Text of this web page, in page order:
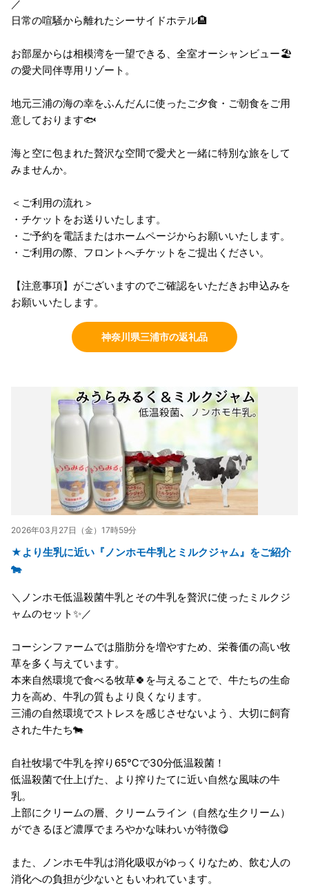
／
日常の喧騒から離れたシーサイドホテル🏨
お部屋からは相模湾を一望できる、全室オーシャンビュー🏖️
の愛犬同伴専用リゾート。
地元三浦の海の幸をふんだんに使ったご夕食・ご朝食をご用
意しております🐟
海と空に包まれた贅沢な空間で愛犬と一緒に特別な旅をして
みませんか。
＜ご利用の流れ＞
・チケットをお送りいたします。
・ご予約を電話またはホームページからお願いいたします。
・ご利用の際、フロントへチケットをご提出ください。
【注意事項】がございますのでご確認をいただきお申込みを
お願いいたします。
神奈川県三浦市の返礼品
2026年03月27日（金）17時59分
★より生乳に近い『ノンホモ牛乳とミルクジャム』をご紹介
🐄
＼ノンホモ低温殺菌牛乳とその牛乳を贅沢に使ったミルクジ
ャムのセット✨／
コーシンファームでは脂肪分を増やすため、栄養価の高い牧
草を多く与えています。
本来自然環境で食べる牧草🍀を与えることで、牛たちの生命
力を高め、牛乳の質もより良くなります。
三浦の自然環境でストレスを感じさせないよう、大切に飼育
された牛たち🐄
自社牧場で牛乳を搾り65℃で30分低温殺菌！
低温殺菌で仕上げた、より搾りたてに近い自然な風味の牛
乳。
上部にクリームの層、クリームライン（自然な生クリーム）
ができるほど濃厚でまろやかな味わいが特徴😋
また、ノンホモ牛乳は消化吸収がゆっくりなため、飲む人の
消化への負担が少ないともいわれています。